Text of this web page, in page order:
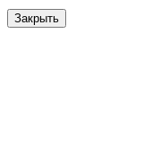
Закрыть